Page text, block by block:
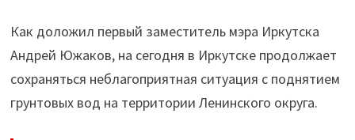
Как доложил первый заместитель мэра Иркутска
Андрей Южаков, на сегодня в Иркутске продолжает
сохраняться неблагоприятная ситуация с поднятием
грунтовых вод на территории Ленинского округа.